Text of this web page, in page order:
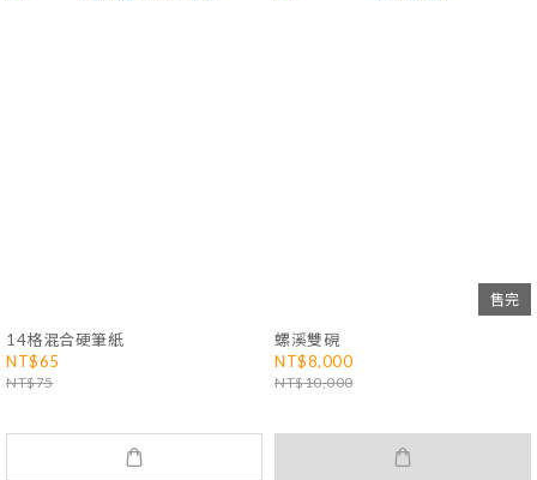
14格混合硬筆紙
NT$65
NT$75
售完
螺溪雙硯
NT$8,000
NT$10,000